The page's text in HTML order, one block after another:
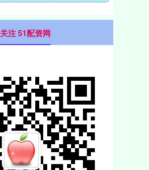
关注 51配资网